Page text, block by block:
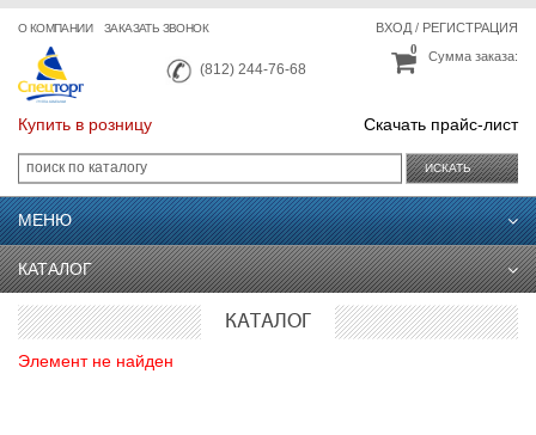
О КОМПАНИИ ЗАКАЗАТЬ ЗВОНОК
(812) 244-76-68
ВХОД/ РЕГИСТРАЦИЯ
Сумма заказа:
0
Купить в розницу Скачать прайс-лист
ИСКАТЬ
МЕНЮ
КАТАЛОГ
КАТАЛОГ
Элемент не найден